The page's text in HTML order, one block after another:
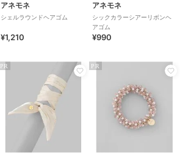
アネモネ
シェルラウンドヘアゴム
¥1,210
アネモネ
シックカラーシアーリボンヘ
アゴム
¥990
PR PR